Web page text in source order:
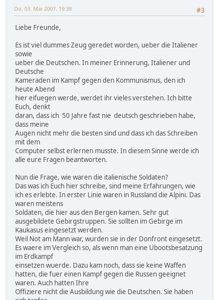
#3
Do, 03. Mai 2007, 19:38
Liebe Freunde,
Es ist viel dummes Zeug geredet worden, ueber die Italiener
sowie
ueber die Deutschen. In meiner Erinnerung, Italiener und
Deutsche
Kameraden im Kampf gegen den Kommunismus, den ich
heute Abend
hier eifuegen werde, werdet ihr vieles verstehen. Ich bitte
Euch, denkt
daran, dass ich 50 Jahre fast nie deutsch geschrieben habe,
dass meine
Augen nicht mehr die besten sind und dass ich das Schreiben
mit dem
Computer selbst erlernen musste. In diesem Sinne werde ich
alle eure Fragen beantworten.
Nun die Frage, wie waren die italienische Soldaten?
Das was ich Euch hier schreibe, sind meine Erfahrungen, wie
ich es erlebte. In erster Linie waren in Russland die Alpini. Das
waren meistens
Soldaten, die hier aus den Bergen kamen. Sehr gut
ausgebildete Gebirgstruppen. Sie sollten im Gebirge im
Kaukasus eingesetzt werden.
Weil Not am Mann war, wurden sie in der Donfront eingesetzt.
Es waere im Vergleich so, als wenn man eine Ubootsbesatzung
im Erdkampf
einsetzen wuerde. Dazu kam noch, dass sie keine Waffen
hatten, die fuer einen Kampf gegen die Russen geeignet
waren. Auch hatten Ihre
Offiziere nicht die Ausbildung wie die Deutschen. Sie haben